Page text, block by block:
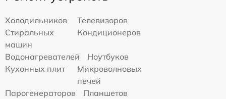
Холодильников
Телевизоров
Стиральных
машин
Кондиционеров
Водонагревателей
Ноутбуков
Кухонных плит
Микроволновых
печей
Парогенераторов
Планшетов